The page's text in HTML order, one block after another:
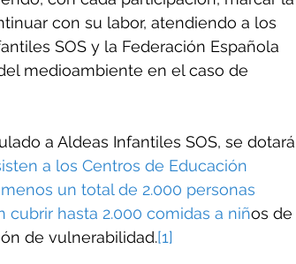
con su labor, atendiendo a los
SOS y la Federación Española
medioambiente en el caso de
a Aldeas Infantiles SOS, se dotará
a los Centros de Educación
un total de 2.000 personas
hasta 2.000 comidas a niños de
de vulnerabilidad.[1]